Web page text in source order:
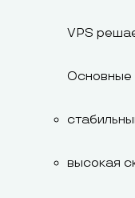
VPS
Основные
высокая